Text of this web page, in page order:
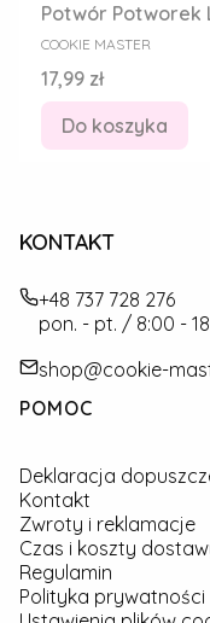
Potwór Potworek
PRODUCENT
COOKIE MASTER
Cena
17,99 zł
Do koszyka
KONTAKT
+48 737 728 276
pon. - pt. / 8:00 -
shop@cookie-
Linki w stopce
POMOC
Deklaracja
Kontakt
Zwroty i reklamacje
Czas i koszty
Regulamin
Polityka prywatności